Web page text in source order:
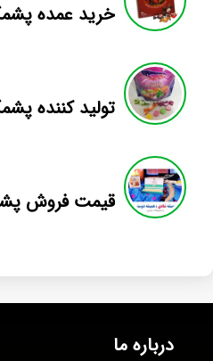
خرید عمده
تولید کننده
قیمت فروش
درباره ما